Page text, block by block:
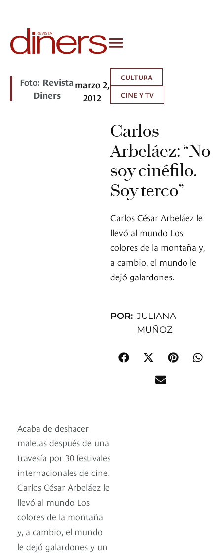
Foto: Revista
Diners
marzo 2,
2012
CULTURA
CINE Y TV
Carlos
Arbeláez: “No
soy cinéfilo.
Soy terco”
Carlos César Arbeláez le
llevó al mundo Los
colores de la montaña y,
a cambio, el mundo le
dejó galardones.
POR: JULIANA
MUÑOZ
Acaba de deshacer
maletas después de una
travesía por 30 festivales
internacionales de cine.
Carlos César Arbeláez le
llevó al mundo Los
colores de la montaña
y, a cambio, el mundo
le dejó galardones y un